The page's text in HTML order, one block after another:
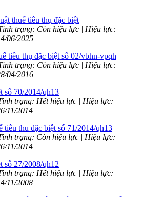
thuế tiêu thụ đặc biệt
trạng: Còn hiệu lực | Hiệu lực:
06/2025
tiêu thụ đặc biệt số 02/vbhn-vpqh
trạng: Còn hiệu lực | Hiệu lực:
04/2016
số 70/2014/qh13
trạng: Hết hiệu lực | Hiệu lực:
11/2014
tiêu thu đặc biệt số 71/2014/qh13
trạng: Còn hiệu lực | Hiệu lực:
11/2014
số 27/2008/qh12
trạng: Hết hiệu lực | Hiệu lực:
11/2008